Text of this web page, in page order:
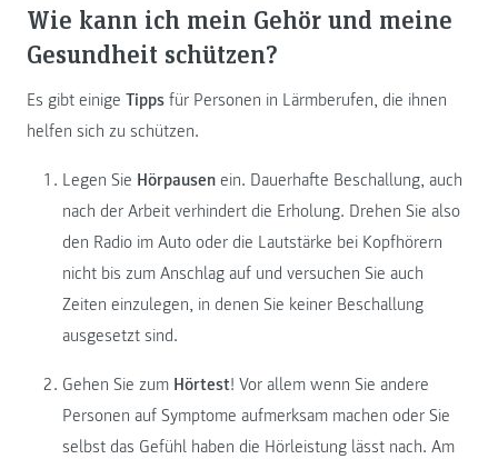
Wie kann ich mein Gehör und meine
Gesundheit schützen?
Es gibt einige Tipps für Personen in Lärmberufen, die ihnen
helfen sich zu schützen.
Legen Sie Hörpausen ein. Dauerhafte Beschallung, auch
nach der Arbeit verhindert die Erholung. Drehen Sie also
den Radio im Auto oder die Lautstärke bei Kopfhörern
nicht bis zum Anschlag auf und versuchen Sie auch
Zeiten einzulegen, in denen Sie keiner Beschallung
ausgesetzt sind.
Gehen Sie zum Hörtest! Vor allem wenn Sie andere
Personen auf Symptome aufmerksam machen oder Sie
selbst das Gefühl haben die Hörleistung lässt nach. Am